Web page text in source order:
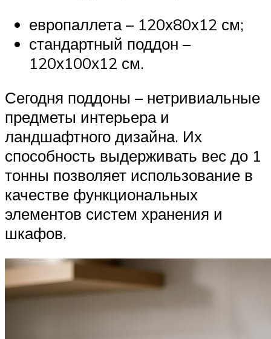
европаллета – 120х80х12 см;
стандартный поддон –
120х100х12 см.
Сегодня поддоны – нетривиальные
предметы интерьера и
ландшафтного дизайна. Их
способность выдерживать вес до 1
тонны позволяет использование в
качестве функциональных
элементов систем хранения и
шкафов.